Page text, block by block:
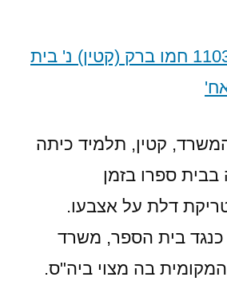
תא (רמלה) 1103/02 חמו ברק (קטין) נ' בית
קטין, תלמיד כיתה
בבית ספרו בזמן
דלת על אצבעו.
בית הספר, משרד
בה מצוי ביה"ס.